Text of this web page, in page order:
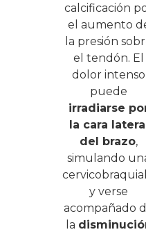
calcificación
el aumento
la presión
el tendón. El
dolor intenso
puede
irradiarse
la cara
del brazo,
simulando
y verse
acompañado
la